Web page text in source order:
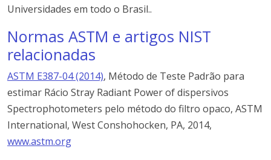
Universidades em todo o Brasil..
Normas ASTM e artigos NIST
relacionadas
ASTM E387-04 (2014), Método de Teste Padrão para
estimar Rácio Stray Radiant Power of dispersivos
Spectrophotometers pelo método do filtro opaco, ASTM
International, West Conshohocken, PA, 2014,
www.astm.org